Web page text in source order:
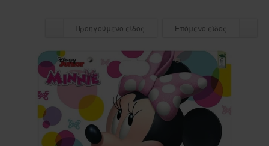
Προηγούμενο είδος Επόμενο είδος